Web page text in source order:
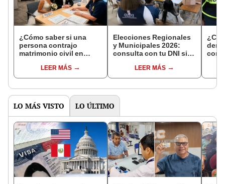
¿Cómo saber si una
persona contrajo
matrimonio civil en
LEER MÁS
Elecciones Regionales
y Municipales 2026:
consulta con tu DNI si
de mesa para este 4 de
octubre en el link oficial
LEER MÁS
con
LO MÁS VISTO LO ÚLTIMO